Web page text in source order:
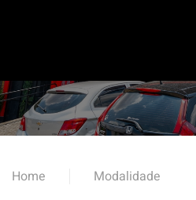
Home Modalidade